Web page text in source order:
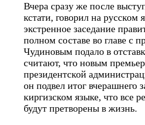
Вчера сразу же после
кстати, говорил на русском
экстренное заседание
полном составе во главе с
Чудиновым подало в
считают, что новым
президентской
он подвел итог вчерашнего
киргизском языке, что все
будут претворены в жизнь.